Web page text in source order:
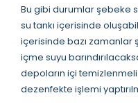
Bu gibi durumlar şebeke
su tankı içerisinde
içerisinde bazı zamanlar
içme suyu
depoların içi
dezenfekte işlemi